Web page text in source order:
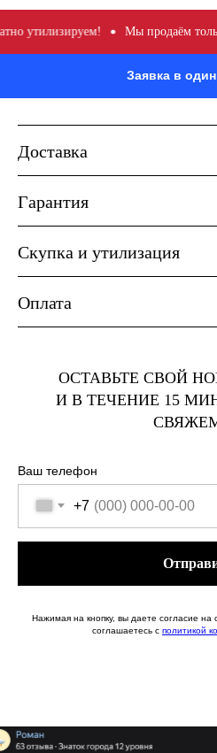
утилизируем! Мы продаём
Заявка в
Доставка
Гарантия
Скупка и утилизация
Оплата
ОСТАВЬТЕ СВОЙ
И В ТЕЧЕНИЕ 15
Ваш телефон
+7
Нажимая на кнопку, вы даете согласие на
соглашаетесь c политикой